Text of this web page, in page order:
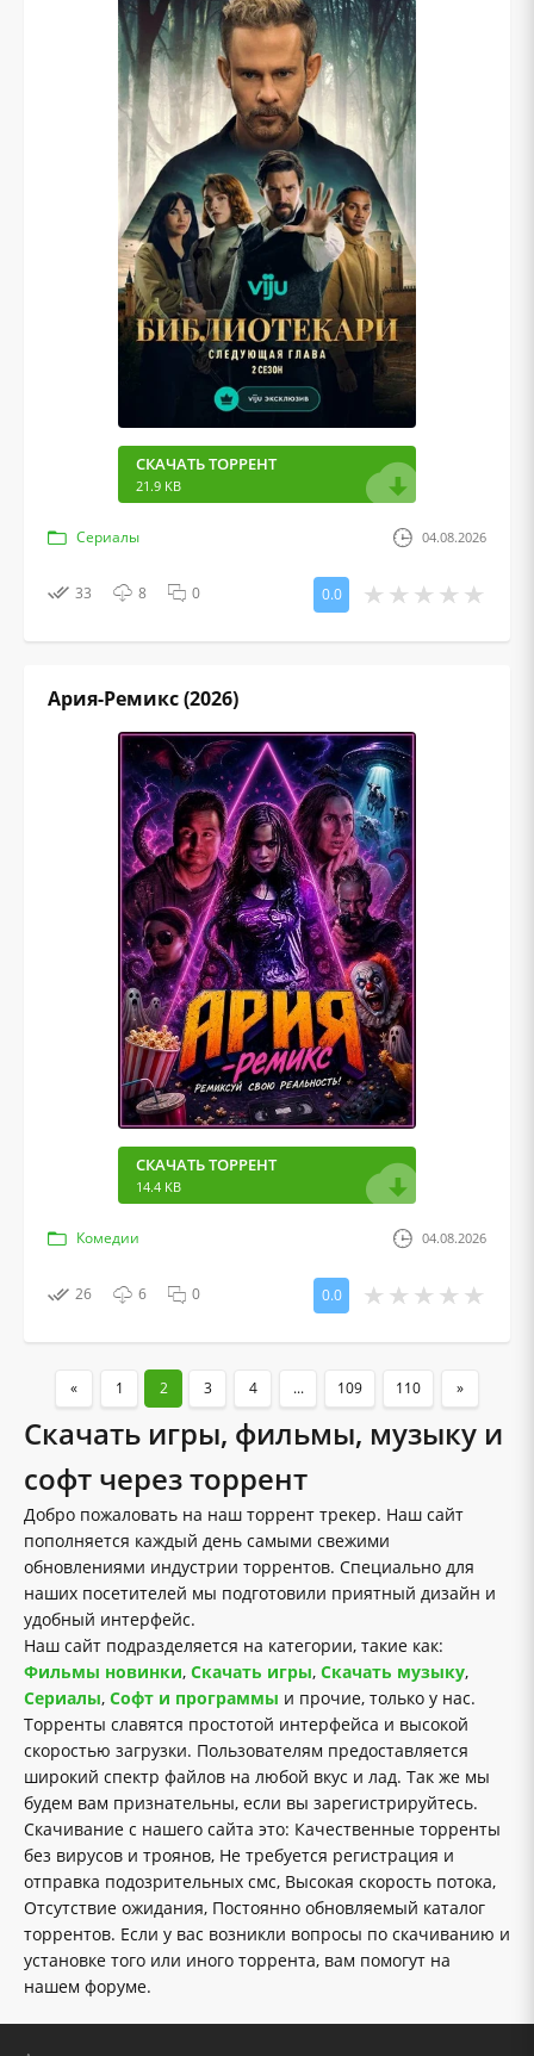
СКАЧАТЬ ТОРРЕНТ
21.9 KB
Сериалы 04.08.2026
33 8 0 0.0
Ария-Ремикс (2026)
СКАЧАТЬ ТОРРЕНТ
14.4 KB
Комедии 04.08.2026
26 6 0 0.0
« 1 2 3 4 ... 109 110 »
Скачать игры, фильмы, музыку и
софт через торрент
Добро пожаловать на наш торрент трекер. Наш сайт
пополняется каждый день самыми свежими
обновлениями индустрии торрентов. Специально для
наших посетителей мы подготовили приятный дизайн и
удобный интерфейс.
Наш сайт подразделяется на категории, такие как:
Фильмы новинки, Скачать игры, Скачать музыку,
Сериалы, Софт и программы и прочие, только у нас.
Торренты славятся простотой интерфейса и высокой
скоростью загрузки. Пользователям предоставляется
широкий спектр файлов на любой вкус и лад. Так же мы
будем вам признательны, если вы зарегистрируйтесь.
Скачивание с нашего сайта это: Качественные торренты
без вирусов и троянов, Не требуется регистрация и
отправка подозрительных смс, Высокая скорость потока,
Отсутствие ожидания, Постоянно обновляемый каталог
торрентов. Если у вас возникли вопросы по скачиванию и
установке того или иного торрента, вам помогут на
нашем форуме.